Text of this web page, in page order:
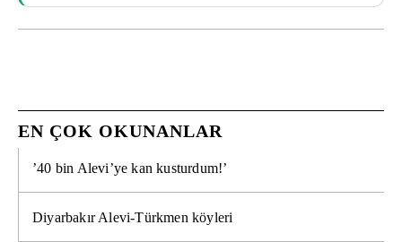
EN ÇOK OKUNANLAR
’40 bin Alevi’ye kan kusturdum!’
Diyarbakır Alevi-Türkmen köyleri